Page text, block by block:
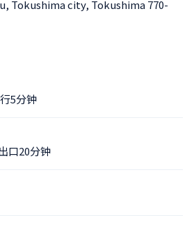
Tokushima city, Tokushima 770-
5分钟
口20分钟